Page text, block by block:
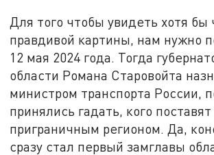
Для того чтобы увидеть хотя бы
правдивой картины, нам нужно
12 мая 2024 года. Тогда
области Романа Старовойта
министром транспорта России,
принялись гадать, кого
приграничным регионом. Да,
сразу стал первый замглавы